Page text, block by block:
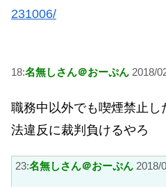
231006/
18:名無しさん＠おーぷん 2018/
職務中以外でも喫煙禁止
法違反に裁判負けるやろ
23:名無しさん＠おーぷん 2018/